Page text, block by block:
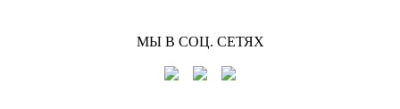
МЫ В СОЦ. СЕТЯХ